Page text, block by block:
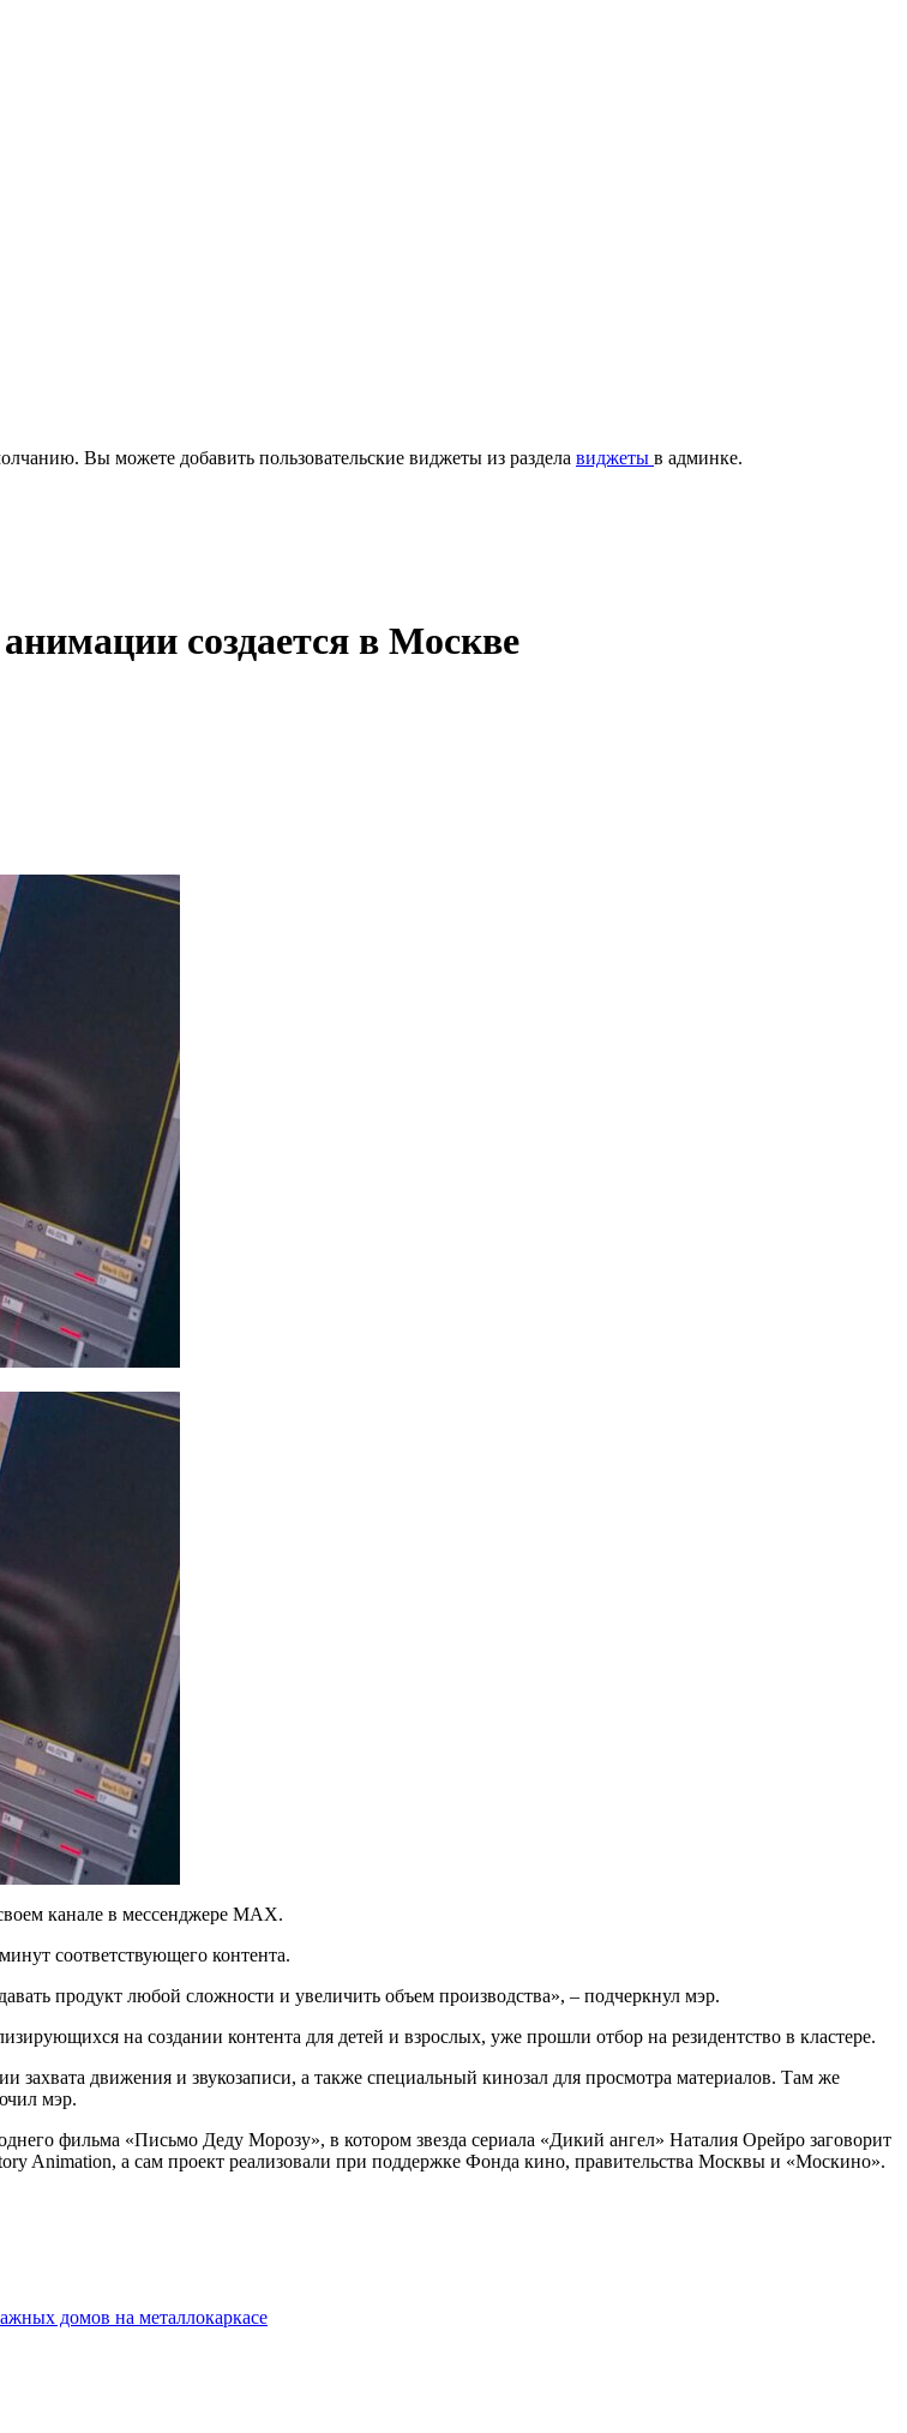
Вы можете добавить пользовательские виджеты из раздела виджеты в админке.
создается в Москве
канале в мессенджере МАХ.
соответствующего контента.
продукт любой сложности и увеличить объем производства», – подчеркнул мэр.
на создании контента для детей и взрослых, уже прошли отбор на резидентство в кластере.
захвата движения и звукозаписи, а также специальный кинозал для просмотра материалов. Там же
мэр.
фильма «Письмо Деду Морозу», в котором звезда сериала «Дикий ангел» Наталия Орейро заговорит
Animation, а сам проект реализовали при поддержке Фонда кино, правительства Москвы и «Москино».
домов на металлокаркасе